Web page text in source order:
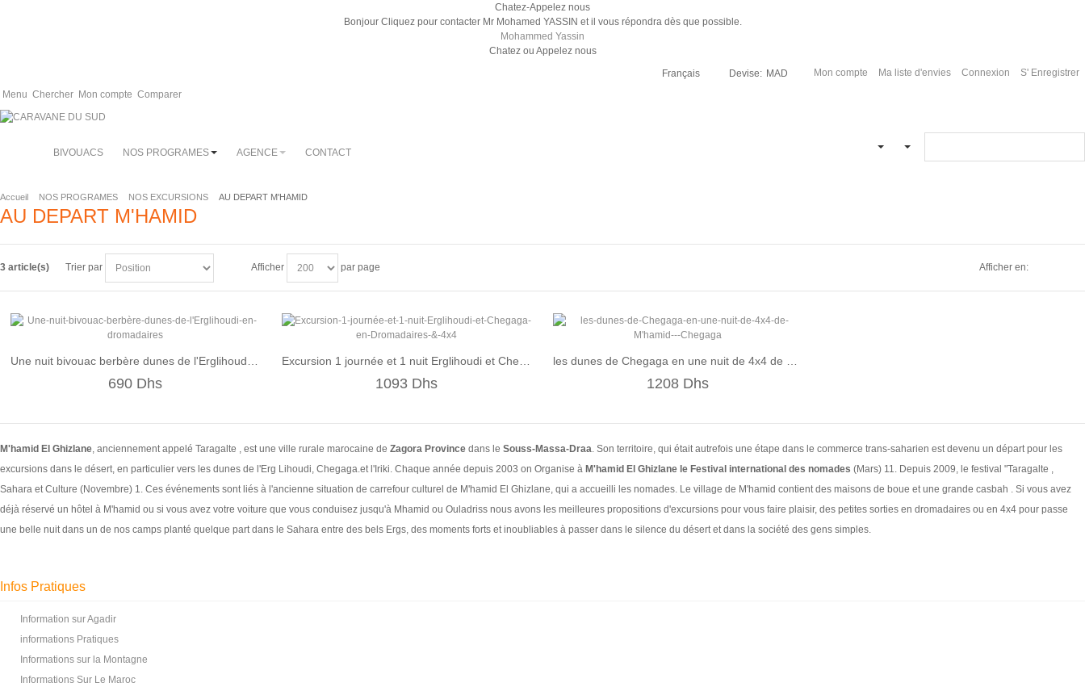
Chatez-Appelez nous
Bonjour Cliquez pour contacter Mr Mohamed YASSIN et il vous répondra dès que possible.
Mohammed Yassin
Chatez ou Appelez nous
Mon compte
Ma liste d'envies Connexion S' Enregistrer
Devise: MAD
Français
Menu Chercher Mon compte Comparer
BIVOUACS NOS PROGRAMES AGENCE CONTACT
Accueil NOS PROGRAMES NOS EXCURSIONS AU DEPART M'HAMID
AU DEPART M'HAMID
3 article(s) Trier par Afficher par page Afficher en:
690 Dhs 1093 Dhs 1208 Dhs
M'hamid El Ghizlane , anciennement appelé Taragalte , est une ville rurale marocaine de Zagora Province dans le Souss-Massa-Draa . Son territoire, qui était autrefois une étape dans le commerce trans-saharien est devenu un départ pour les
excursions dans le désert, en particulier vers les dunes de l'Erg Lihoudi, Chegaga.et l'Iriki. Chaque année depuis 2003 on Organise à M'hamid El Ghizlane le Festival international des nomades (Mars) 11. Depuis 2009, le festival "Taragalte ,
Sahara et Culture (Novembre) 1. Ces événements sont liés à l'ancienne situation de carrefour culturel de M'hamid El Ghizlane, qui a accueilli les nomades. Le village de M'hamid contient des maisons de boue et une grande casbah . Si vous avez
déjà réservé un hôtel à M'hamid ou si vous avez votre voiture que vous conduisez jusqu'à Mhamid ou Ouladriss nous avons les meilleures propositions d'excursions pour vous faire plaisir, des petites sorties en dromadaires ou en 4x4 pour passe
une belle nuit dans un de nos camps planté quelque part dans le Sahara entre des bels Ergs, des moments forts et inoubliables à passer dans le silence du désert et dans la société des gens simples.
Infos Pratiques
Information sur Agadir
informations Pratiques
Informations sur la Montagne
Informations Sur Le Maroc